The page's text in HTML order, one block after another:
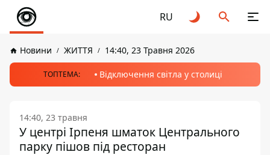
RU
Новини ЖИТТЯ 14:40, 23 Травня 2026
ТОПТЕМА: Відключення світла у столиці
14:40, 23 травня
У центрі Ірпеня шматок Центрального
парку пішов під ресторан